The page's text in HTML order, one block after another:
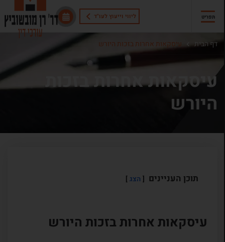
ליווי וייעוץ לעו"ד תפריט
דף הבית עיסקאות אחרות בזכות היורש
עיסקאות אחרות בזכות
היורש
תוכן העניינים הצג
עיסקאות אחרות בזכות היורש